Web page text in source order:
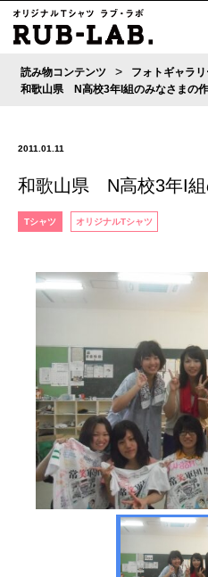
読み物コンテンツ > フォトギャラ
和歌山県 N高校3年I組のみなさまの
2011.01.11
和歌山県 N高校3年I組
Tシャツ オリジナルTシャツ